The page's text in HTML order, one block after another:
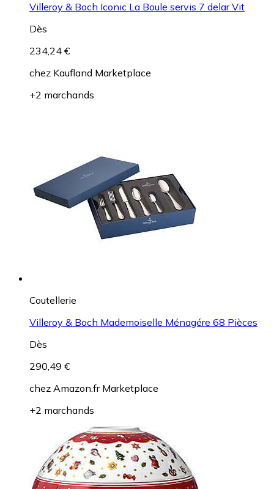
Villeroy & Boch Iconic La Boule servis 7 delar Vit
Dès
234,24 €
chez Kaufland Marketplace
+2 marchands
Coutellerie
Villeroy & Boch Mademoiselle Ménagére 68 Pièces
Dès
290,49 €
chez Amazon.fr Marketplace
+2 marchands